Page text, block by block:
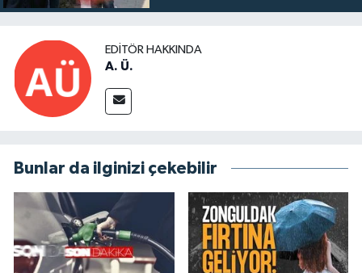
EDITÖR HAKKINDA
A. Ü.
Bunlar da ilginizi çekebilir